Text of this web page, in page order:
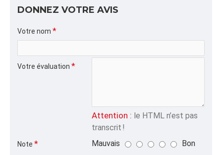
ANSEBOIS,ANSE,,
CATÉGORIE
Sacs Jetables Biodégradables
DONNEZ VOTRE AVIS
Votre nom
Votre évaluation
Attention : le HTML n’est pas
transcrit !
Note Mauvais Bon